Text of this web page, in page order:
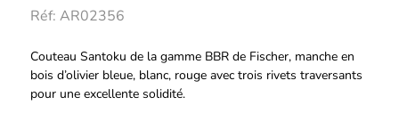
Réf: AR02356
Description
Couteau Santoku de la gamme BBR de Fischer, manche en
bois d’olivier bleue, blanc, rouge avec trois rivets traversants
pour une excellente solidité.